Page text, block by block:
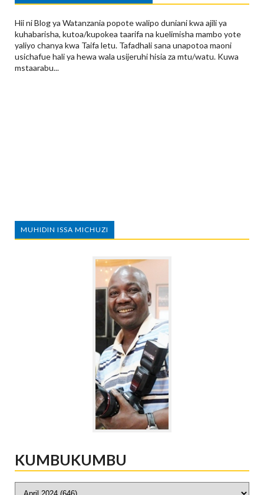
Hii ni Blog ya Watanzania popote walipo duniani kwa ajili ya
kuhabarisha, kutoa/kupokea taarifa na kuelimisha mambo yote
yaliyo chanya kwa Taifa letu. Tafadhali sana unapotoa maoni
usichafue hali ya hewa wala usijeruhi hisia za mtu/watu. Kuwa
mstaarabu...
MUHIDIN ISSA MICHUZI
KUMBUKUMBU